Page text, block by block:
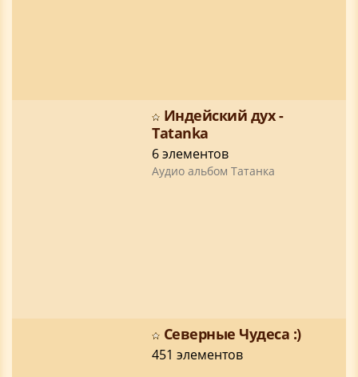
Индейский дух -
Tatanka
6 элементов
Аудио альбом Татанка
Северные Чудеса :)
451 элементов